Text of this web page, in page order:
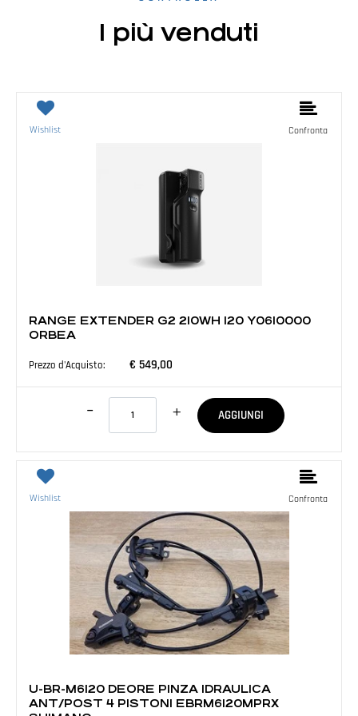
I più venduti
Wishlist Confronta
RANGE EXTENDER G2 210WH 120 Y0610000
ORBEA
Prezzo d'Acquisto: € 549,00
Quantità
AGGIUNGI
Wishlist Confronta
U-BR-M6120 DEORE PINZA IDRAULICA
ANT/POST 4 PISTONI EBRM6120MPRX